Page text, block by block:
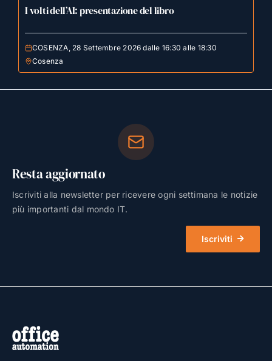
I volti dell’AI: presentazione del libro
COSENZA, 28 Settembre 2026 dalle 16:30 alle 18:30
Cosenza
Resta aggiornato
Iscriviti alla newsletter per ricevere ogni settimana le notizie
più importanti dal mondo IT.
Iscriviti